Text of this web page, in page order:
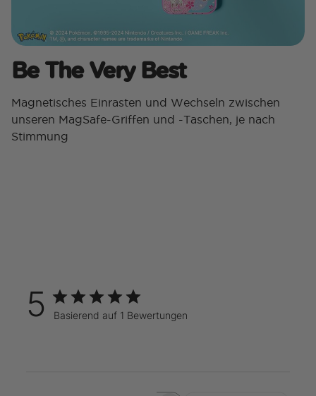
Be The Very Best​
Magnetisches Einrasten und Wechseln zwischen
unseren MagSafe-Griffen und -Taschen, je nach
Stimmung
5 Basierend auf 1 Bewertungen